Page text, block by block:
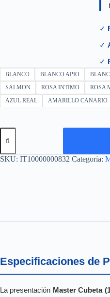
✓
✓
✓
BLANCO BLANCO APIO
SALMON
ROSA INTIMO ROSA
AZUL REAL
AMARILLO CANARIO
MASTER
CUBETA
cantidad
SKU: IT10000000832 Categoría:
Especificaciones de
La presentación Master Cubeta